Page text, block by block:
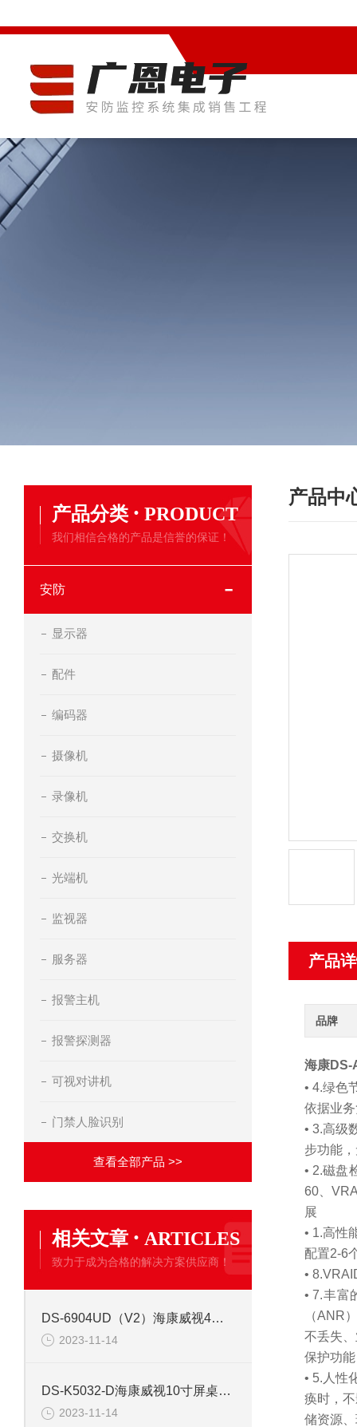
产品分类 · PRODUCT
我们相信合格的产品是信誉的保证！
安防
显示器
配件
编码器
摄像机
录像机
交换机
光端机
监视器
服务器
报警主机
报警探测器
可视对讲机
门禁人脸识别
查看全部产品 >>
相关文章 · ARTICLES
致力于成为合格的解决方案供应商！
DS-6904UD（V2）海康威视4路高清视频解码器
2023-11-14
DS-K5032-D海康威视10寸屏桌面式人证核验终端
2023-11-14
产品中
产品
品牌
海康DS-
• 4.绿色
依据业
• 3.高级
步功能
• 2.磁盘
60、
展
• 1.高性
配置2-6
•
• 7.丰富
（ANR
不丢失
保护功
• 5.人性
痪时，
储资源